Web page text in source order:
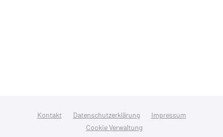
Kontakt Datenschutzerklärung
Impressum
Cookie Verwaltung